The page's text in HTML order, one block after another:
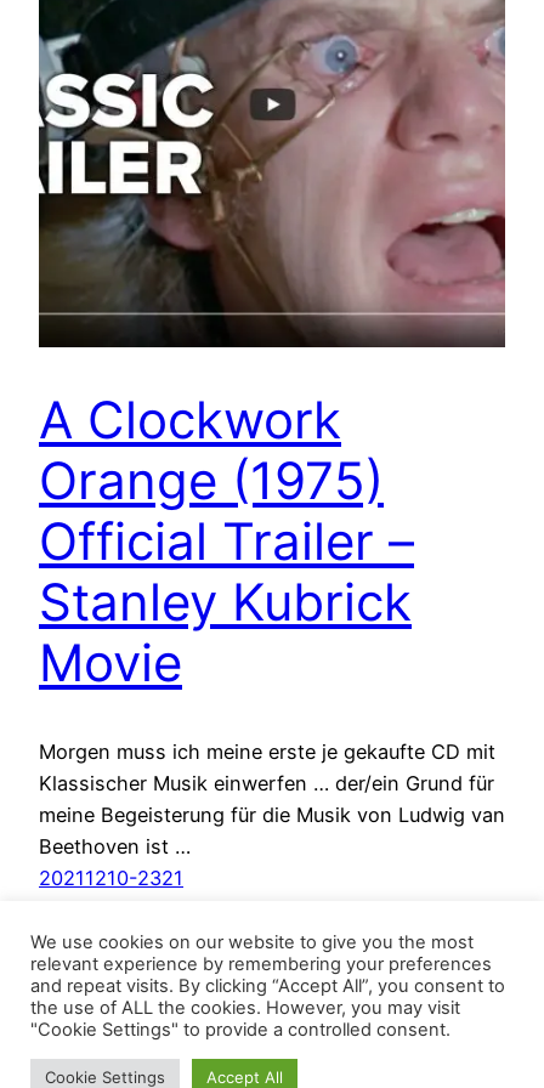
A Clockwork
Orange (1975)
Official Trailer –
Stanley Kubrick
Movie
Morgen muss ich meine erste je gekaufte CD mit
Klassischer Musik einwerfen … der/ein Grund für
meine Begeisterung für die Musik von Ludwig van
Beethoven ist …
20211210-2321
We use cookies on our website to give you the most
relevant experience by remembering your preferences
and repeat visits. By clicking “Accept All”, you consent to
the use of ALL the cookies. However, you may visit
"Cookie Settings" to provide a controlled consent.
Cookie Settings Accept All